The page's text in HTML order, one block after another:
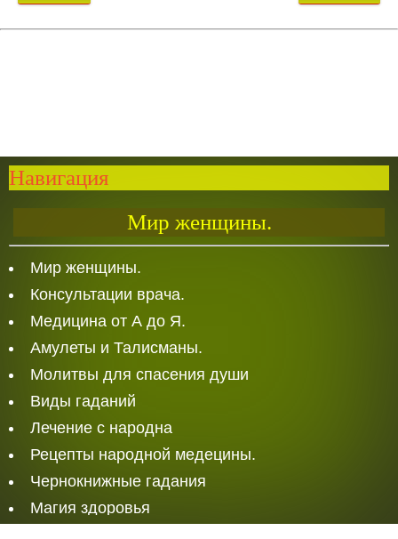
Навигация
Мир женщины.
Мир женщины.
Консультации врача.
Медицина от А до Я.
Амулеты и Талисманы.
Молитвы для спасения души
Виды гаданий
Лечение с народна
Рецепты народной медецины.
Чернокнижные гадания
Магия здоровья